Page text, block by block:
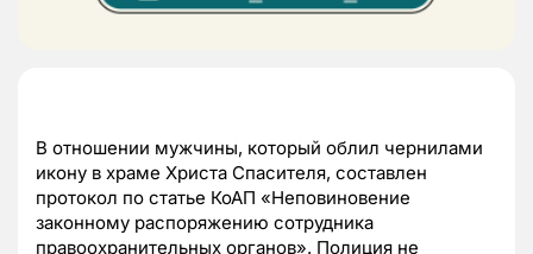
В отношении мужчины, который облил чернилами
икону в храме Христа Спасителя, составлен
протокол по статье КоАП «Неповиновение
законному распоряжению сотрудника
правоохранительных органов». Полиция не